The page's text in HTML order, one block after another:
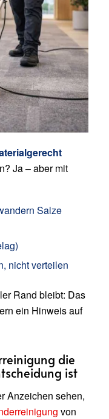
Ja – aber mit
Salze
nicht verteilen
Rand bleibt: Das
ein Hinweis auf
die
ist
Anzeichen sehen,
von